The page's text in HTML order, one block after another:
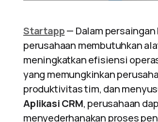
Startapp— Dalam
perusahaan membutuhkan
meningkatkan efisiensi
yang memungkinkan
produktivitas tim, dan
Aplikasi CRM, perusahaan
menyederhanakan proses